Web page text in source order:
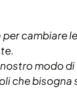
cambiare
modo
che